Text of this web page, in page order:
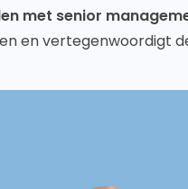
met senior
en vertegenwoordigt